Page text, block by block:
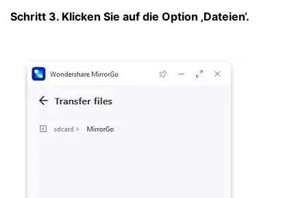
Schritt 3. Klicken Sie auf die Option ‚Dateien‘.